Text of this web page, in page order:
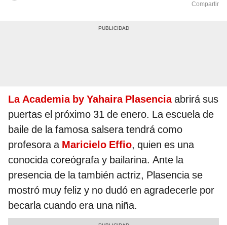
Compartir
La Academia by Yahaira Plasenciaabrirá sus
puertas el próximo 31 de enero. La escuela de
baile de la famosa salsera tendrá como
profesora a Maricielo Effio, quien es una
conocida coreógrafa y bailarina. Ante la
presencia de la también actriz, Plasencia se
mostró muy feliz y no dudó en agradecerle por
becarla cuando era una niña.